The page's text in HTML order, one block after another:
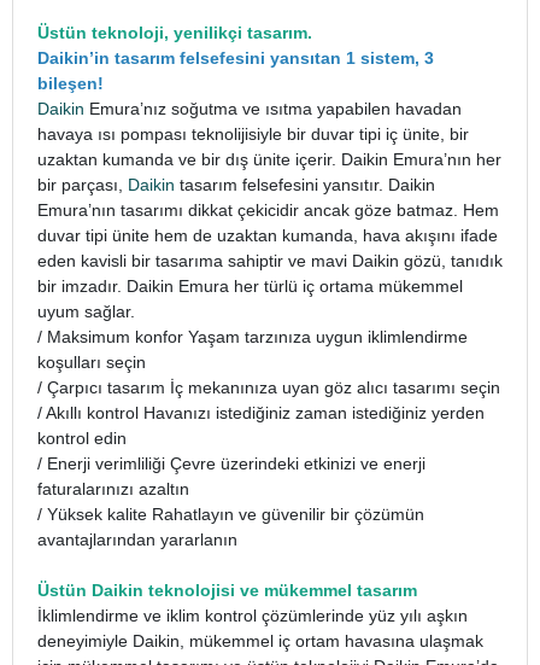
Üstün teknoloji, yenilikçi tasarım.
Daikin’in tasarım felsefesini yansıtan 1 sistem, 3
bileşen!
Daikin Emura’nız soğutma ve ısıtma yapabilen havadan
havaya ısı pompası teknolijisiyle bir duvar tipi iç ünite, bir
uzaktan kumanda ve bir dış ünite içerir. Daikin Emura’nın her
bir parçası, Daikin tasarım felsefesini yansıtır. Daikin
Emura’nın tasarımı dikkat çekicidir ancak göze batmaz. Hem
duvar tipi ünite hem de uzaktan kumanda, hava akışını ifade
eden kavisli bir tasarıma sahiptir ve mavi Daikin gözü, tanıdık
bir imzadır. Daikin Emura her türlü iç ortama mükemmel
uyum sağlar.
/ Maksimum konfor Yaşam tarzınıza uygun iklimlendirme
koşulları seçin
/ Çarpıcı tasarım İç mekanınıza uyan göz alıcı tasarımı seçin
/ Akıllı kontrol Havanızı istediğiniz zaman istediğiniz yerden
kontrol edin
/ Enerji verimliliği Çevre üzerindeki etkinizi ve enerji
faturalarınızı azaltın
/ Yüksek kalite Rahatlayın ve güvenilir bir çözümün
avantajlarından yararlanın
Üstün Daikin teknolojisi ve mükemmel tasarım
İklimlendirme ve iklim kontrol çözümlerinde yüz yılı aşkın
deneyimiyle Daikin, mükemmel iç ortam havasına ulaşmak